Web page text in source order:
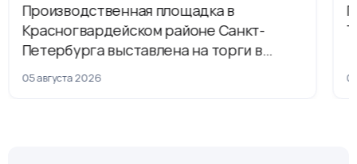
Производственная площадка в
Красногвардейском районе Санкт-
Петербурга выставлена на торги в
рамках приватизации
05 августа 2026